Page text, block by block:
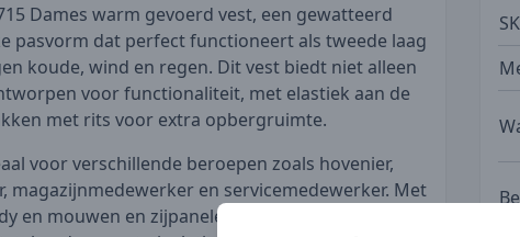
Dames warm gevoerd vest, een gewatteerd
pasvorm dat perfect functioneert als tweede laag
koude, wind en regen. Dit vest biedt niet alleen
voor functionaliteit, met elastiek aan de
met rits voor extra opbergruimte.
voor verschillende beroepen zoals hovenier,
magazijnmedewerker en servicemedewerker. Met
en mouwen en zijpanelen van stretchmateriaal,